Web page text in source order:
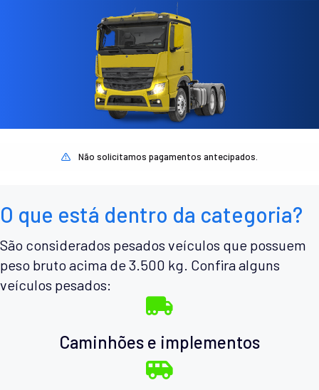
Não solicitamos pagamentos antecipados.
O que está dentro da categoria?
São considerados pesados veículos que possuem
peso bruto acima de 3.500 kg. Confira alguns
veículos pesados:
Caminhões e implementos